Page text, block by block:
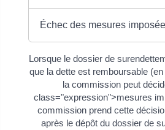
Échec des mesures
Lorsque le dossier de
que la dette est remboursable
la commission peut
class="expression">mesures
commission prend cette
après le dépôt du dossier de